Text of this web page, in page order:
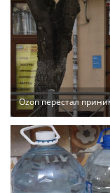
Ozon перестал